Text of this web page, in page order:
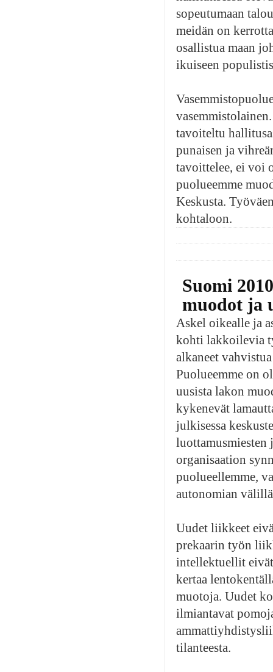
sopeutumaan
meidän on
osallistua maan
ikuiseen
tavoiteltu
punaisen ja
tavoittelee, ei voi
puolueemme
Keskusta.
kohtaloon.
Suomi
muodot ja
Askel oikealle ja
kohti lakkoilevia
alkaneet
Puolueemme on
uusista lakon
kykenevät
julkisessa
organisaation
puolueellemme,
autonomian
Uudet liikkeet
prekaarin työn
intellektuellit eivät
kertaa
muotoja. Uudet
ilmiantavat
tilanteesta.